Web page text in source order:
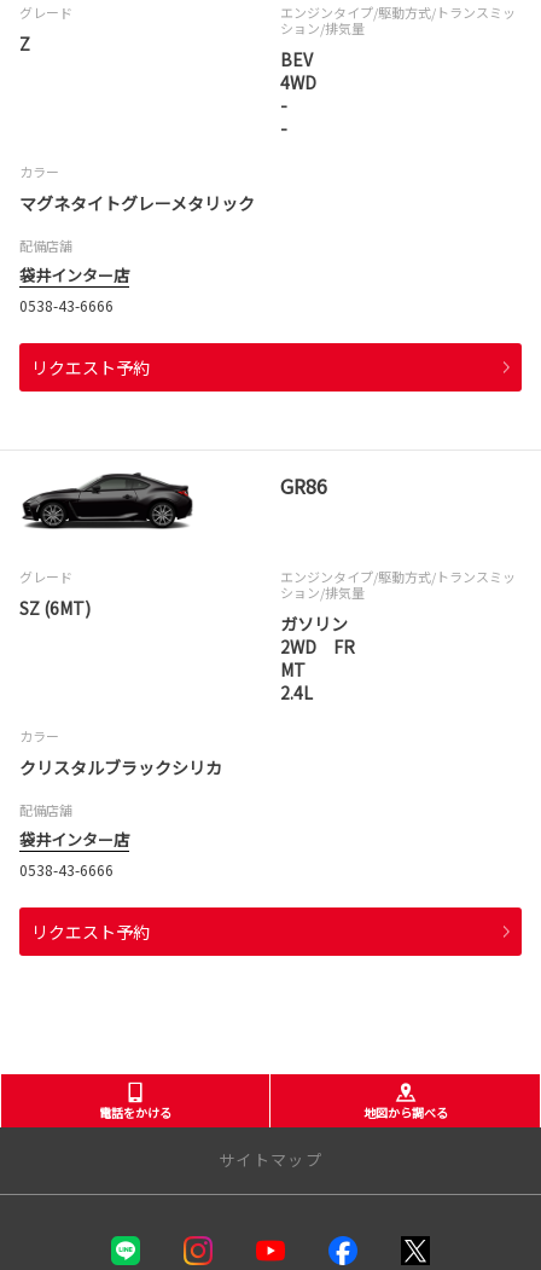
グレード
Z
エンジンタイプ/駆動方式/トランスミッ
ション/排気量
BEV
4WD
-
-
カラー
マグネタイトグレーメタリック
配備店舗
袋井インター店
0538-43-6666
リクエスト予約
GR86
グレード
SZ (6MT)
エンジンタイプ/駆動方式/トランスミッ
ション/排気量
ガソリン
2WD FR
MT
2.4L
カラー
クリスタルブラックシリカ
配備店舗
袋井インター店
0538-43-6666
リクエスト予約
電話をかける 地図から調べる
サイトマップ